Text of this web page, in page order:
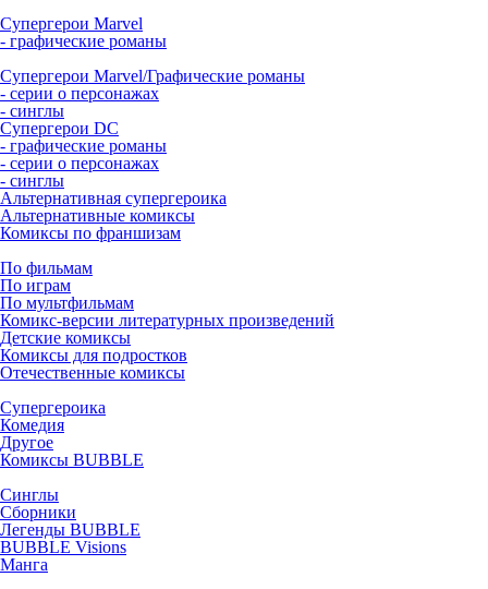
Супергерои Marvel
- графические романы
Супергерои Marvel/Графические романы
- серии о персонажах
- синглы
Супергерои DC
- графические романы
- серии о персонажах
- синглы
Альтернативная супергероика
Альтернативные комиксы
Комиксы по франшизам
По фильмам
По играм
По мультфильмам
Комикс-версии литературных произведений
Детские комиксы
Комиксы для подростков
Отечественные комиксы
Супергероика
Комедия
Другое
Комиксы BUBBLE
Синглы
Сборники
Легенды BUBBLE
BUBBLE Visions
Манга